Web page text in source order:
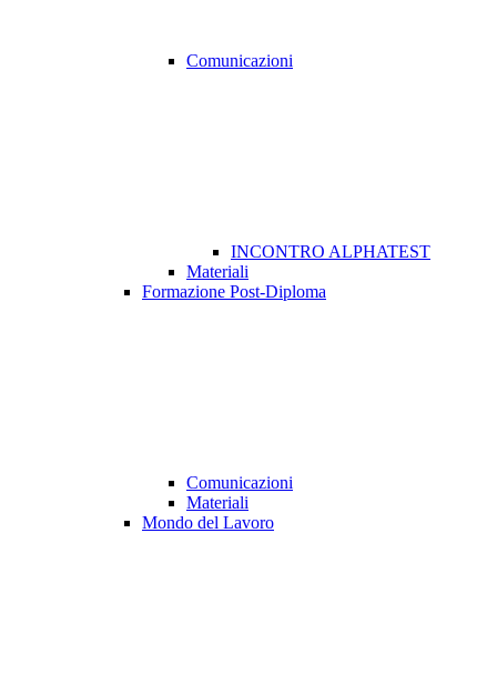
Comunicazioni
INCONTRO ALPHATEST
Materiali
Formazione Post-Diploma
Comunicazioni
Materiali
Mondo del Lavoro